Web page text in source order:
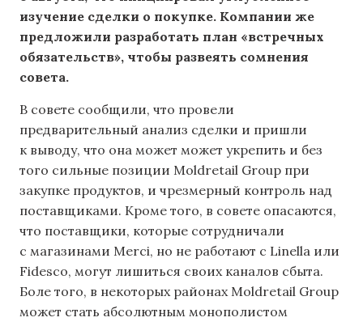
изучение сделки о покупке. Компании же
предложили разработать план «встречных
обязательств», чтобы развеять сомнения
совета.
В совете сообщили, что провели
предварительный анализ сделки и пришли
к выводу, что она может может укрепить и без
того сильные позиции Moldretail Group при
закупке продуктов, и чрезмерный контроль над
поставщиками. Кроме того, в совете опасаются,
что поставщики, которые сотрудничали
с магазинами Merci, но не работают с Linella или
Fidesco, могут лишиться своих каналов сбыта.
Боле того, в некоторых районах Moldretail Group
может стать абсолютным монополистом